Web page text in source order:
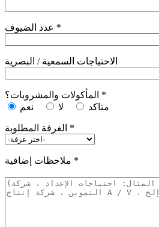
عدد الضيوف *
الاحتياجات السمعية / البصرية
المأكولات والمشروبات؟ *
نعم
لا متاكد
الغرفة المطلوبة *
ملاحظات إضافية *